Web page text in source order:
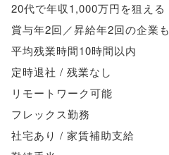
20代で年収1,000万円を狙える
賞与年2回／昇給年2回の企業も
平均残業時間10時間以内
定時退社 / 残業なし
リモートワーク可能
フレックス勤務
社宅あり / 家賃補助支給